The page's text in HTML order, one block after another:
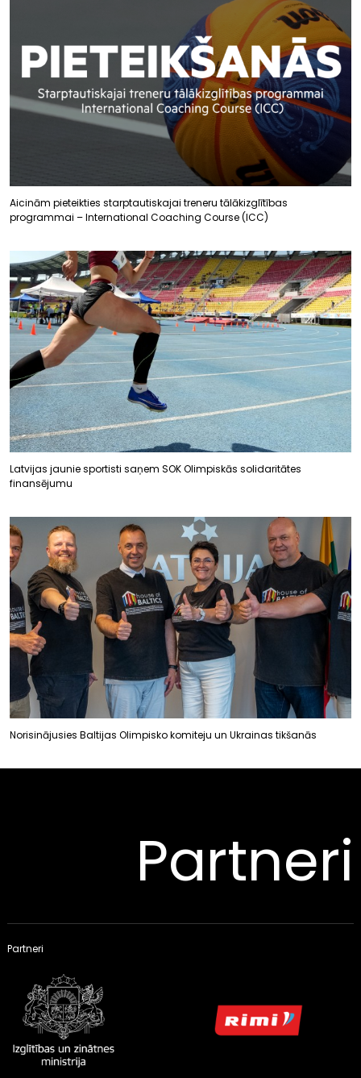
Aicinām pieteikties starptautiskajai treneru tālākizglītības
programmai – International Coaching Course (ICC)
Latvijas jaunie sportisti saņem SOK Olimpiskās solidaritātes
finansējumu
Norisinājusies Baltijas Olimpisko komiteju un Ukrainas tikšanās
Partneri
Partneri